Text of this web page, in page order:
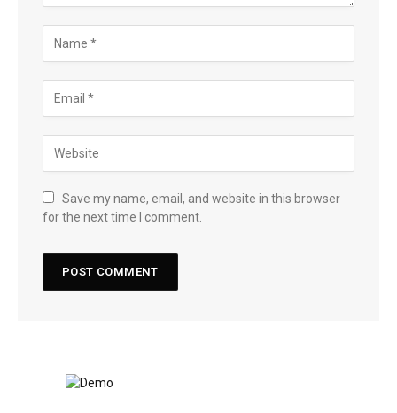
Save my name, email, and website in this browser
for the next time I comment.